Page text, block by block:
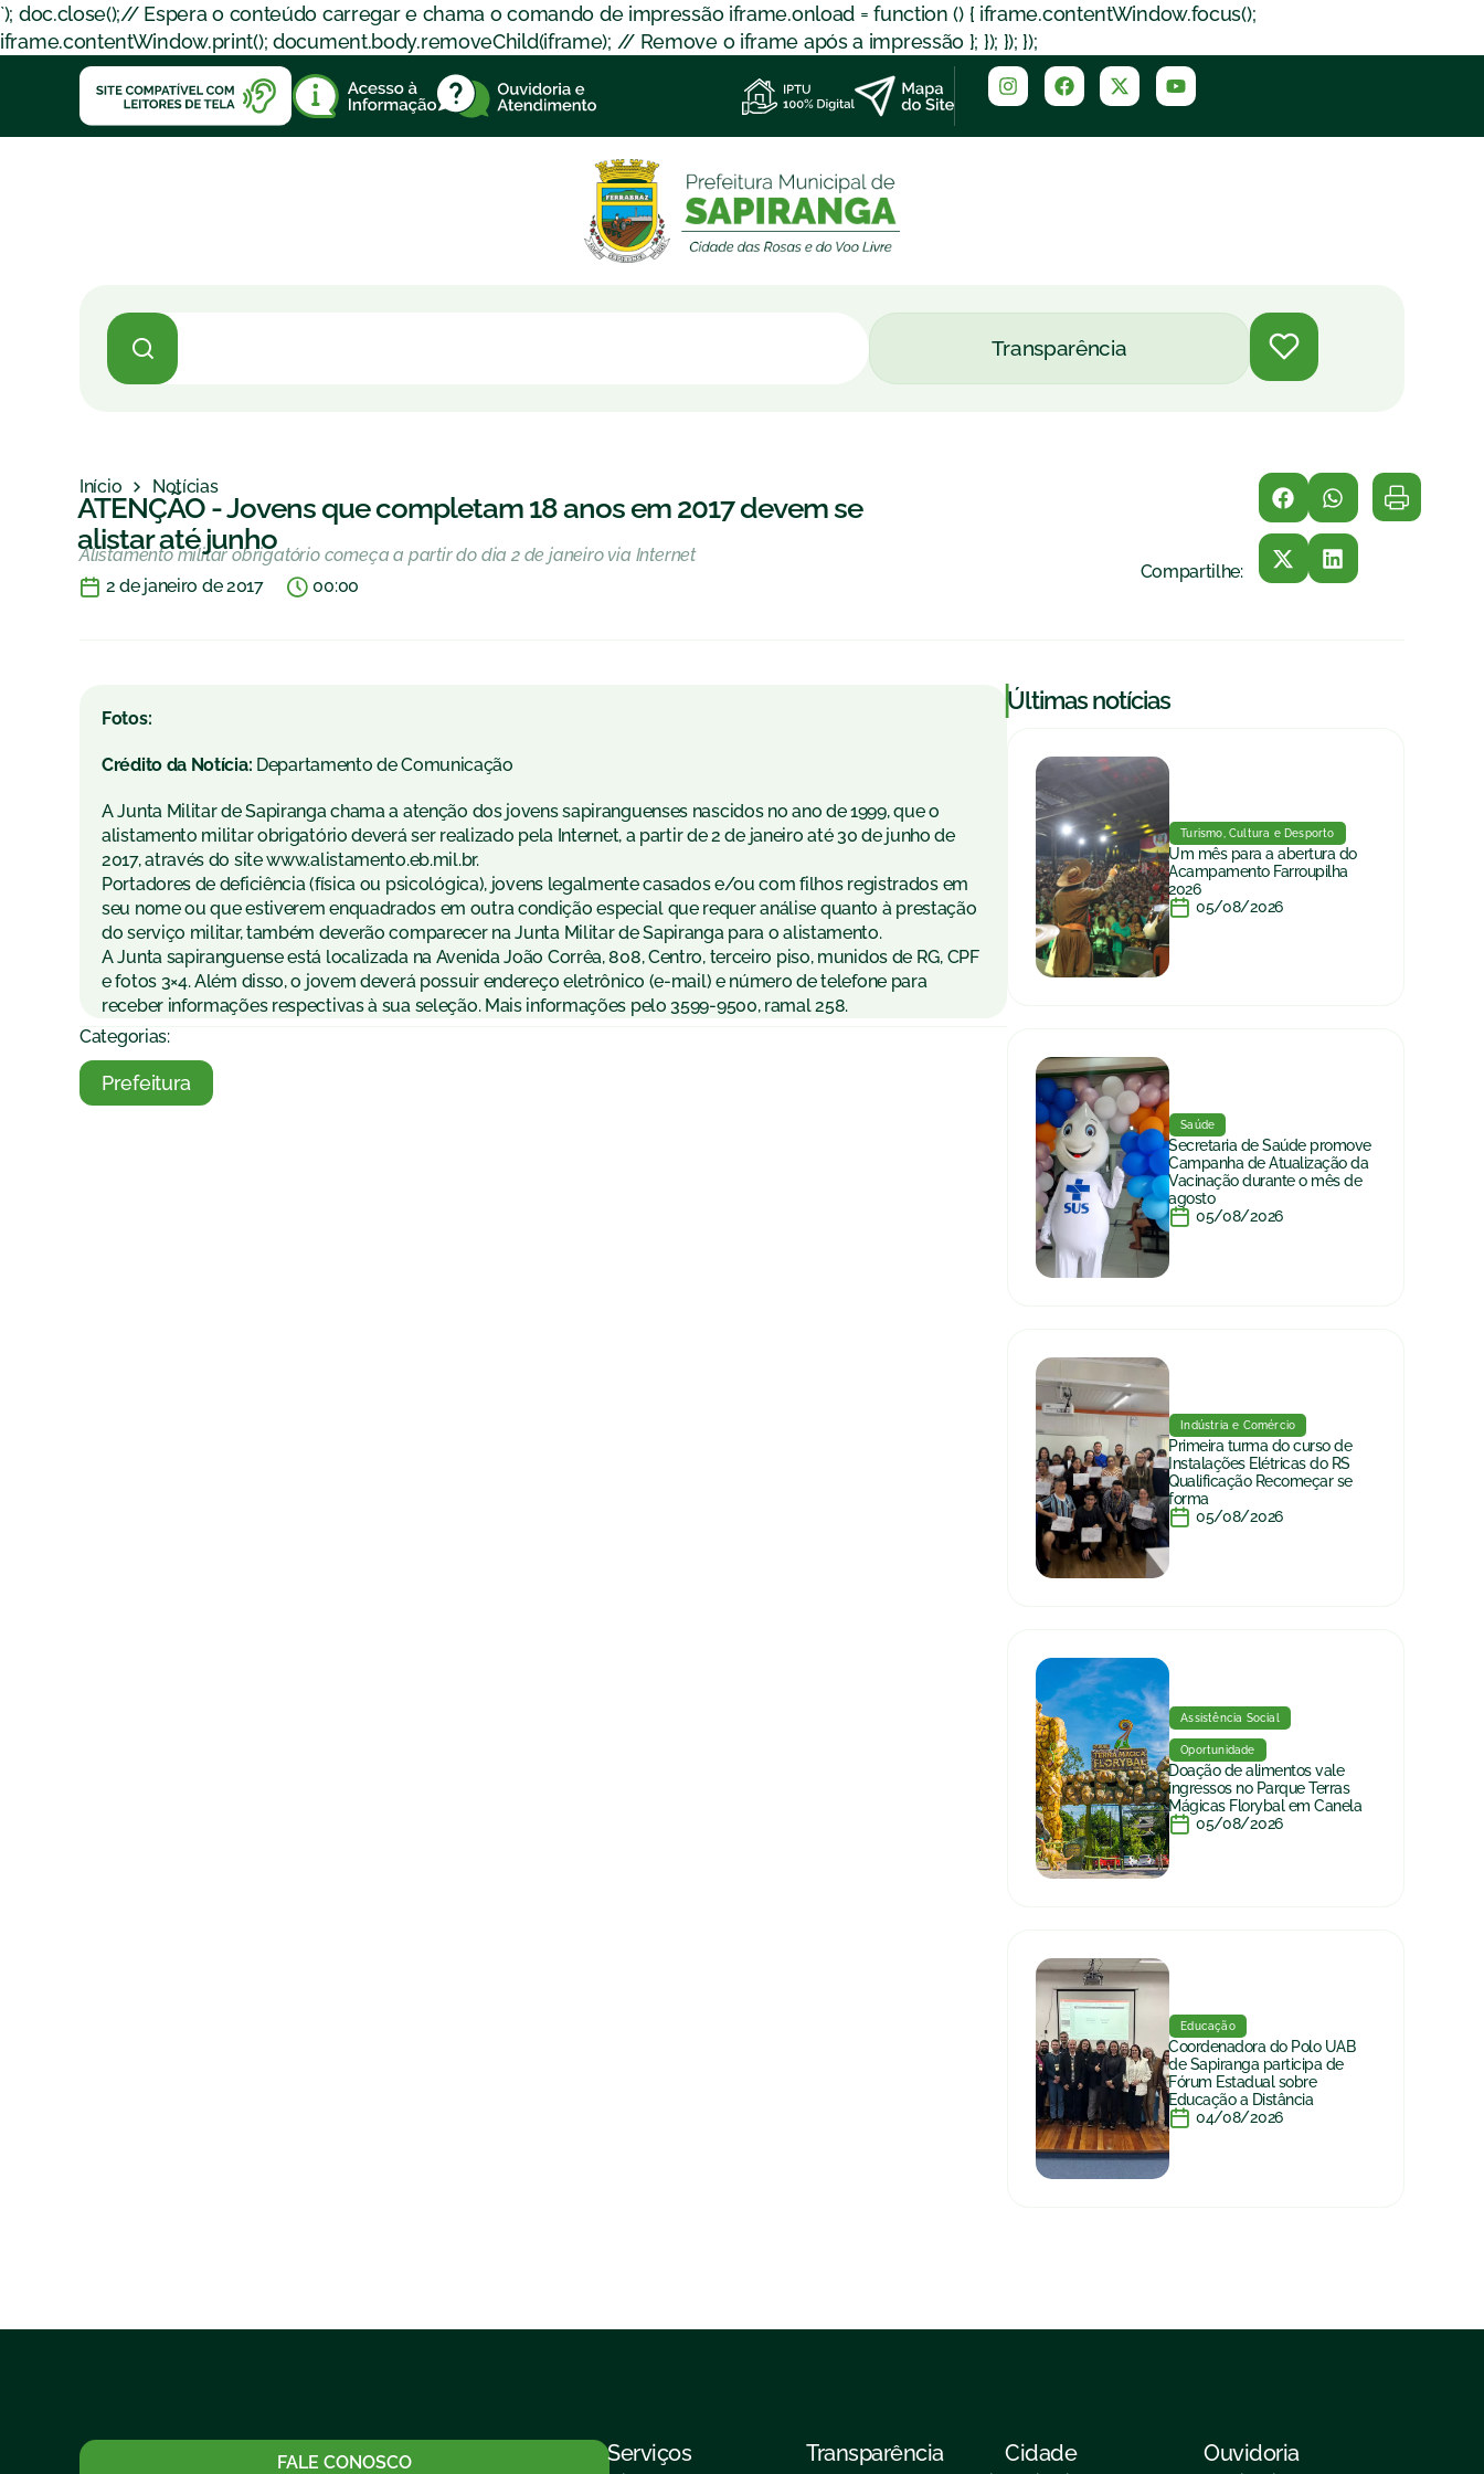
`); doc.close();// Espera o conteúdo carregar e chama o comando de impressão iframe.onload = function () { iframe.contentWindow.focus();
iframe.contentWindow.print(); document.body.removeChild(iframe); // Remove o iframe após a impressão }; }); }); });
Transparência
Início Notícias
ATENÇÃO - Jovens que completam 18 anos em 2017 devem se
alistar até junho
Alistamento militar obrigatório começa a partir do dia 2 de janeiro via Internet
2 de janeiro de 2017
00:00
Compartilhe:
Fotos:
Crédito da Notícia: Departamento de Comunicação
A Junta Militar de Sapiranga chama a atenção dos jovens sapiranguenses nascidos no ano de 1999, que o
alistamento militar obrigatório deverá ser realizado pela Internet, a partir de 2 de janeiro até 30 de junho de
2017, através do site www.alistamento.eb.mil.br.
Portadores de deficiência (física ou psicológica), jovens legalmente casados e/ou com filhos registrados em
seu nome ou que estiverem enquadrados em outra condição especial que requer análise quanto à prestação
do serviço militar, também deverão comparecer na Junta Militar de Sapiranga para o alistamento.
A Junta sapiranguense está localizada na Avenida João Corrêa, 808, Centro, terceiro piso, munidos de RG, CPF
e fotos 3×4. Além disso, o jovem deverá possuir endereço eletrônico (e-mail) e número de telefone para
receber informações respectivas à sua seleção. Mais informações pelo 3599-9500, ramal 258.
Categorias:
Prefeitura
|Últimas notícias
Turismo, Cultura e Desporto
Um mês para a abertura do
Acampamento Farroupilha
2026
05/08/2026
Saúde
Secretaria de Saúde promove
Campanha de Atualização da
Vacinação durante o mês de
agosto
05/08/2026
Indústria e Comércio
Primeira turma do curso de
Instalações Elétricas do RS
Qualificação Recomeçar se
forma
05/08/2026
Assistência Social
Oportunidade
Doação de alimentos vale
ingressos no Parque Terras
Mágicas Florybal em Canela
05/08/2026
Educação
Coordenadora do Polo UAB
de Sapiranga participa de
Fórum Estadual sobre
Educação a Distância
04/08/2026
FALE CONOSCO Serviços Transparência Cidade Ouvidoria